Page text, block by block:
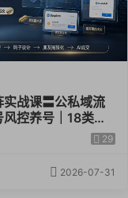
战课〓公私域流
控养号｜18类引
具成交全套教程
29
2026-07-31